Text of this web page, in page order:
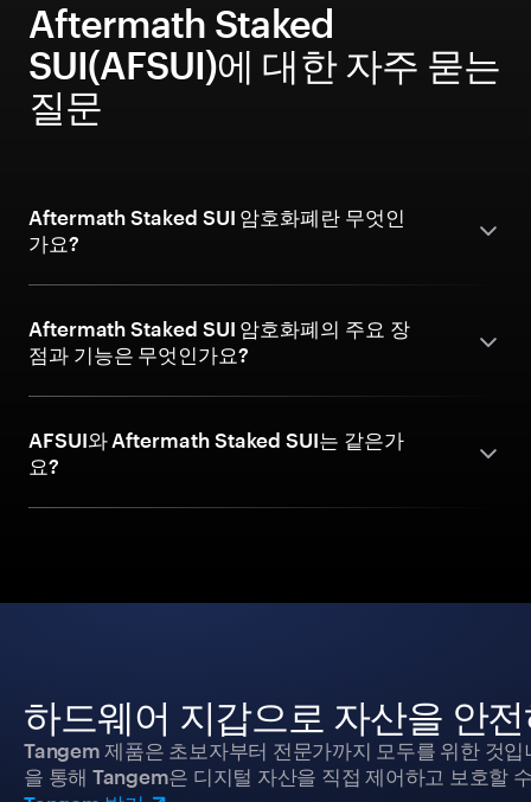
Aftermath Staked
SUI(AFSUI)에 대한 자주 묻는
질문
Aftermath Staked SUI 암호화폐란 무엇인
가요?
Aftermath Staked SUI 암호화폐의 주요 장
점과 기능은 무엇인가요?
AFSUI와 Aftermath Staked SUI는 같은가
요?
하드웨어 지갑으로 자산을 안
Tangem 제품은 초보자부터 전문가까지 모두를 위한 것
을 통해 Tangem은 디지털 자산을 직접 제어하고 보호할